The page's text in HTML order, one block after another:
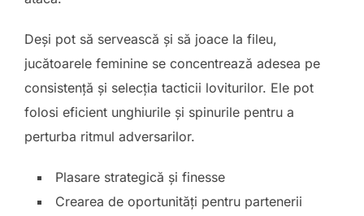
Deși pot să servească și să joace la fileu,
jucătoarele feminine se concentrează adesea pe
consistență și selecția tacticii loviturilor. Ele pot
folosi eficient unghiurile și spinurile pentru a
perturba ritmul adversarilor.
Plasare strategică și finesse
Crearea de oportunități pentru partenerii